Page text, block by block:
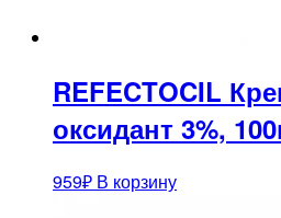
REFECTOCIL
оксидант 3%,
959₽ В корзину